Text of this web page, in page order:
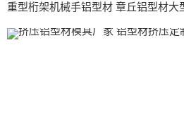
重型桁架机械手铝型材 章丘铝型材大